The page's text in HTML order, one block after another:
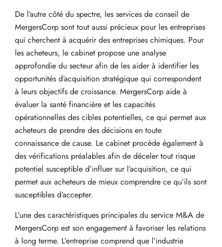
De l’autre côté du spectre, les services de conseil de
MergersCorp sont tout aussi précieux pour les entreprises
qui cherchent à acquérir des entreprises chimiques. Pour
les acheteurs, le cabinet propose une analyse
approfondie du secteur afin de les aider à identifier les
opportunités d’acquisition stratégique qui correspondent
à leurs objectifs de croissance. MergersCorp aide à
évaluer la santé financière et les capacités
opérationnelles des cibles potentielles, ce qui permet aux
acheteurs de prendre des décisions en toute
connaissance de cause. Le cabinet procède également à
des vérifications préalables afin de déceler tout risque
potentiel susceptible d’influer sur l’acquisition, ce qui
permet aux acheteurs de mieux comprendre ce qu’ils sont
susceptibles d’accepter.
L’une des caractéristiques principales du service M&A de
MergersCorp est son engagement à favoriser les relations
à long terme. L’entreprise comprend que l’industrie